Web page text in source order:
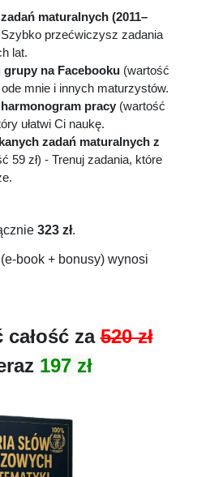
maturalnych (2011–
Szybko przećwiczysz zadania
lat.
na Facebooku (wartość
mnie i innych maturzystów.
pracy (wartość
ułatwi Ci naukę.
zadań maturalnych z
59 zł) - Trenuj zadania, które
323 zł.
book + bonusy) wynosi
całość za520 zł
197 zł